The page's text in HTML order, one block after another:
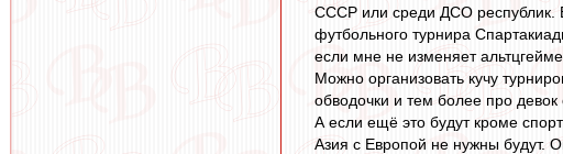
СССР или среди ДСО республик.
футбольного турнира
если мне не изменяет
Можно организовать кучу
обводочки и тем более про девок
А если ещё это будут кроме
Азия с Европой не нужны будут.